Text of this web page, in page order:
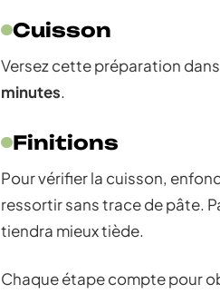
Cuisson
Versez cette préparation
minutes.
Finitions
Pour vérifier la cuisson,
ressortir sans trace de pâte.
tiendra mieux tiède.
Chaque étape compte pour